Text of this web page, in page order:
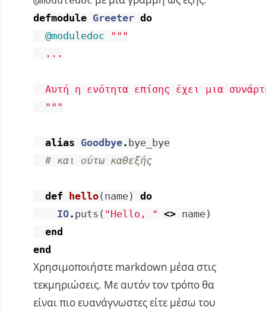
defmodule Greeter do
@moduledoc
"""
  ...
Αυτή η ενότητα επίσης έχει μια
  """
alias Goodbye. bye_bye
# και ούτω καθεξής
def hello( name)
do
IO. puts ( "Hello, " <> name)
end
end
Χρησιμοποιήστε markdown μέσα στις
τεκμηριώσεις. Με αυτόν τον τρόπο θα
είναι πιο ευανάγνωστες είτε μέσω του